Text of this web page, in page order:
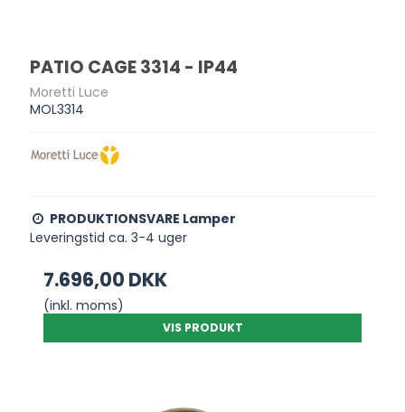
PATIO CAGE 3314 - IP44
Moretti Luce
MOL3314
PRODUKTIONSVARE Lamper
Leveringstid ca. 3-4 uger
7.696,00 DKK
(inkl. moms)
VIS PRODUKT